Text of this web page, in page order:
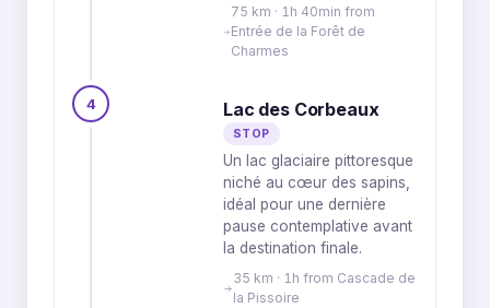
75 km · 1h 40min from
Entrée de la Forêt de
Charmes
4 Lac des Corbeaux
STOP
Un lac glaciaire pittoresque
niché au cœur des sapins,
idéal pour une dernière
pause contemplative avant
la destination finale.
35 km · 1h from Cascade de
la Pissoire